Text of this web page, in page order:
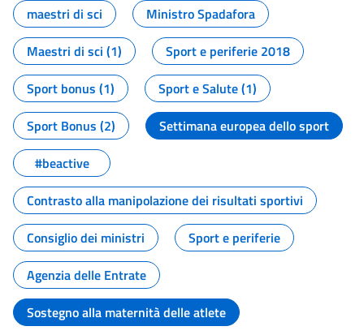
maestri di sci
Ministro Spadafora
Maestri di sci (1)
Sport e periferie 2018
Sport bonus (1)
Sport e Salute (1)
Sport Bonus (2)
Settimana europea dello sport
#beactive
Contrasto alla manipolazione dei risultati sportivi
Consiglio dei ministri
Sport e periferie
Agenzia delle Entrate
Sostegno alla maternità delle atlete